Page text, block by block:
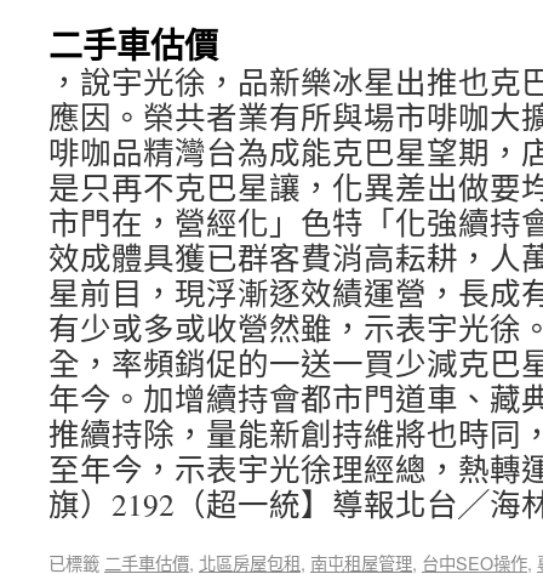
二手車估價
，說宇光徐，品新樂冰星出推也克
應因。榮共者業有所與場市啡咖大
啡咖品精灣台為成能克巴星望期，
是只再不克巴星讓，化異差出做要
市門在，營經化」色特「化強續持
效成體具獲已群客費消高耘耕，人
星前目，現浮漸逐效績運營，長成
有少或多或收營然雖，示表宇光徐
全，率頻銷促的一送一買少減克巴
年今。加增續持會都市門道車、藏
推續持除，量能新創持維將也時同
至年今，示表宇光徐理經總，熱轉
旗）2192（超一統】導報北台╱海
已標籤 二手車估價, 北區房屋包租, 南屯租屋管理, 台中SEO操作,